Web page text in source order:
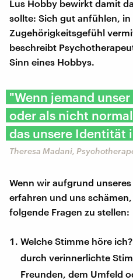
Lus Hobby bewirkt damit
sollte: Sich gut anfühlen,
Zugehörigkeitsgefühl
beschreibt
Sinn eines Hobbys.
"Wenn jemand
oder als nicht
das unsere Identität
Theresa Madani,
Wenn wir aufgrund
erfahren und uns
folgende Fragen zu stellen:
Welche Stimme höre
durch verinnerlichte
Freunden, dem Umfeld